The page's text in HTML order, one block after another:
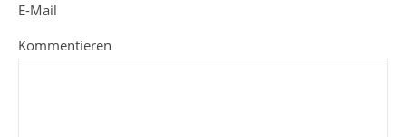
E-Mail
Kommentieren